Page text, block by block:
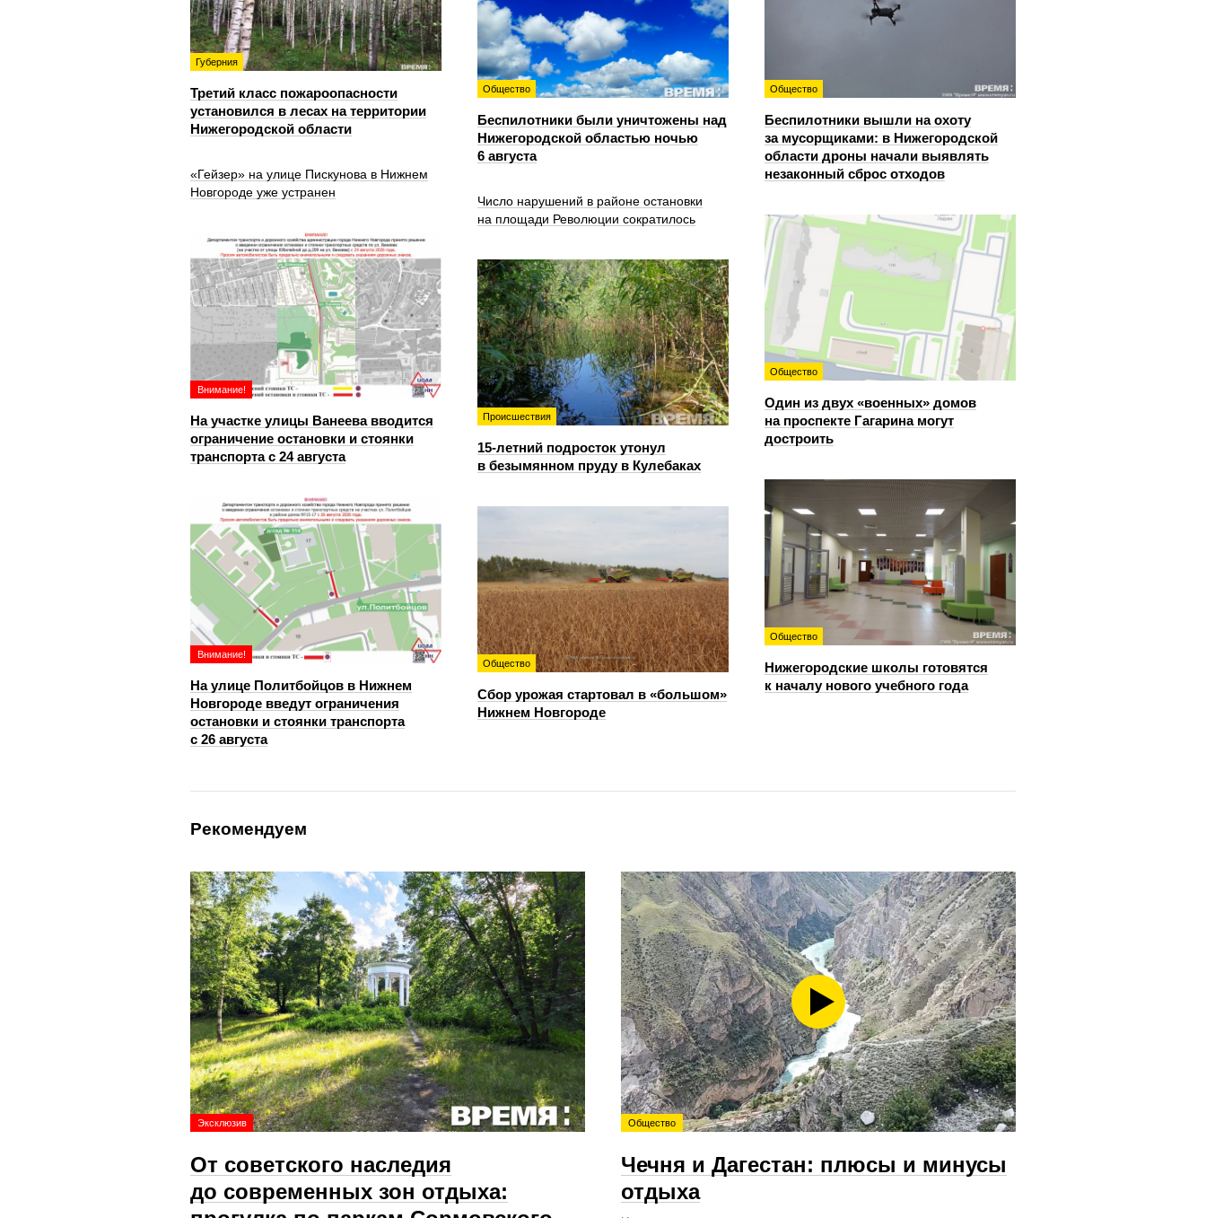
Губерния
Третий класс пожароопасности
установился в лесах на территории
Нижегородской области
Общество
Беспилотники были уничтожены над
Нижегородской областью ночью
6 августа
Общество
Беспилотники вышли на охоту
за мусорщиками: в Нижегородской
области дроны начали выявлять
незаконный сброс отходов
«Гейзер» на улице Пискунова в Нижнем
Новгороде уже устранен
Число нарушений в районе остановки
на площади Революции сократилось
Общество
Один из двух «военных» домов
на проспекте Гагарина могут
достроить
Внимание!
На участке улицы Ванеева вводится
ограничение остановки и стоянки
транспорта с 24 августа
Происшествия
15-летний подросток утонул
в безымянном пруду в Кулебаках
Общество
Нижегородские школы готовятся
к началу нового учебного года
Внимание!
На улице Политбойцов в Нижнем
Новгороде введут ограничения
остановки и стоянки транспорта
с 26 августа
Общество
Сбор урожая стартовал в «большом»
Нижнем Новгороде
Рекомендуем
Эксклюзив
От советского наследия
до современных зон отдыха:
Общество
Чечня и Дагестан: плюсы и минусы
отдыха